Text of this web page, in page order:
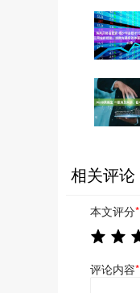
相关评论
本文评分*
评论内容*